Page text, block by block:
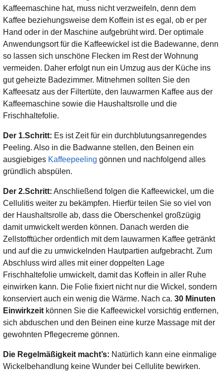
Kaffeemaschine hat, muss nicht verzweifeln, denn dem
Kaffee beziehungsweise dem Koffein ist es egal, ob er per
Hand oder in der Maschine aufgebrüht wird. Der optimale
Anwendungsort für die Kaffeewickel ist die Badewanne, denn
so lassen sich unschöne Flecken im Rest der Wohnung
vermeiden. Daher erfolgt nun ein Umzug aus der Küche ins
gut geheizte Badezimmer. Mitnehmen sollten Sie den
Kaffeesatz aus der Filtertüte, den lauwarmen Kaffee aus der
Kaffeemaschine sowie die Haushaltsrolle und die
Frischhaltefolie.
Der 1.Schritt: Es ist Zeit für ein durchblutungsanregendes
Peeling. Also in die Badwanne stellen, den Beinen ein
ausgiebiges Kaffeepeeling gönnen und nachfolgend alles
gründlich abspülen.
Der 2.Schritt: Anschließend folgen die Kaffeewickel, um die
Cellulitis weiter zu bekämpfen. Hierfür teilen Sie so viel von
der Haushaltsrolle ab, dass die Oberschenkel großzügig
damit umwickelt werden können. Danach werden die
Zellstofftücher ordentlich mit dem lauwarmen Kaffee getränkt
und auf die zu umwickelnden Hautpartien aufgebracht. Zum
Abschluss wird alles mit einer doppelten Lage
Frischhaltefolie umwickelt, damit das Koffein in aller Ruhe
einwirken kann. Die Folie fixiert nicht nur die Wickel, sondern
konserviert auch ein wenig die Wärme. Nach ca.30 Minuten
Einwirkzeit können Sie die Kaffeewickel vorsichtig entfernen,
sich abduschen und den Beinen eine kurze Massage mit der
gewohnten Pflegecreme gönnen.
Die Regelmäßigkeit macht’s: Natürlich kann eine einmalige
Wickelbehandlung keine Wunder bei Cellulite bewirken.